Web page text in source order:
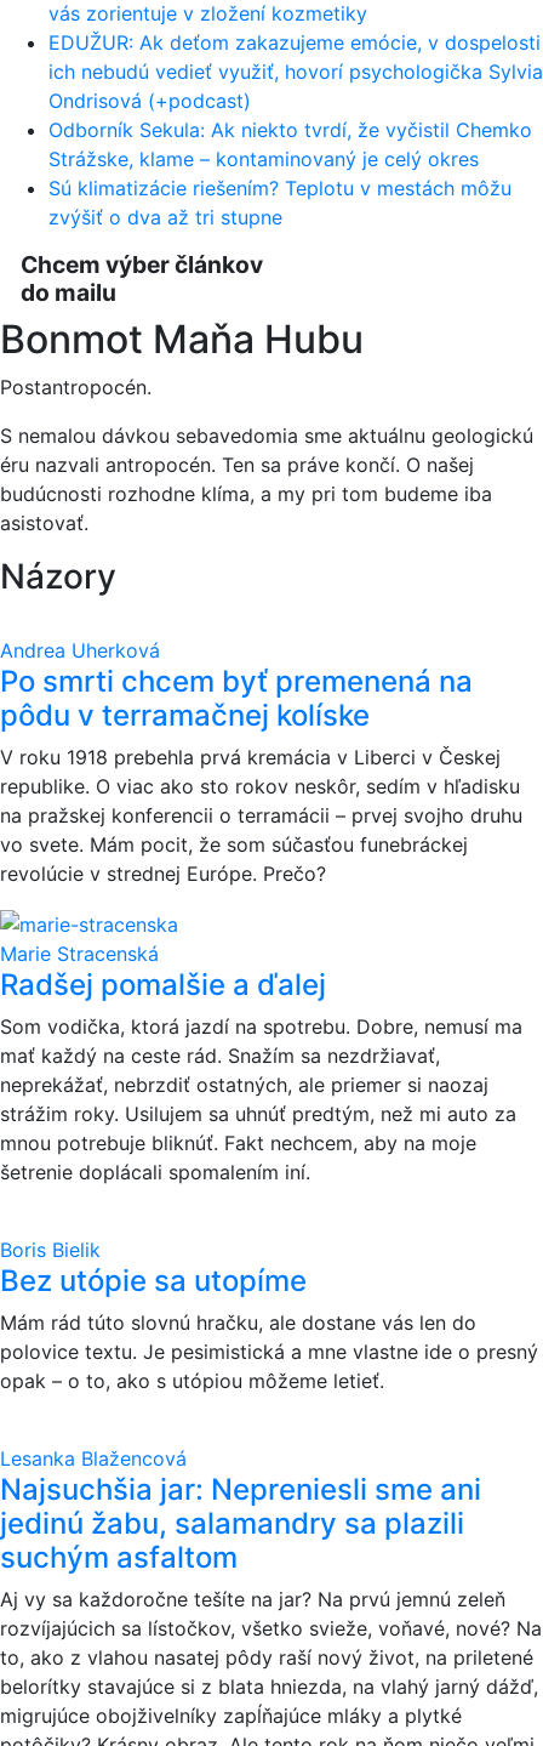
vás zorientuje v zložení kozmetiky
EDUŽUR: Ak deťom zakazujeme emócie, v dospelosti
ich nebudú vedieť využiť, hovorí psychologička Sylvia
Ondrisová (+podcast)
Odborník Sekula: Ak niekto tvrdí, že vyčistil Chemko
Strážske, klame – kontaminovaný je celý okres
Sú klimatizácie riešením? Teplotu v mestách môžu
zvýšiť o dva až tri stupne
Chcem výber článkov
do mailu
Bonmot Maňa Hubu
Postantropocén.
S nemalou dávkou sebavedomia sme aktuálnu geologickú
éru nazvali antropocén. Ten sa práve končí. O našej
budúcnosti rozhodne klíma, a my pri tom budeme iba
asistovať.
Názory
Andrea Uherková
Po smrti chcem byť premenená na
pôdu v terramačnej kolíske
V roku 1918 prebehla prvá kremácia v Liberci v Českej
republike. O viac ako sto rokov neskôr, sedím v hľadisku
na pražskej konferencii o terramácii – prvej svojho druhu
vo svete. Mám pocit, že som súčasťou funebráckej
revolúcie v strednej Európe. Prečo?
Marie Stracenská
Radšej pomalšie a ďalej
Som vodička, ktorá jazdí na spotrebu. Dobre, nemusí ma
mať každý na ceste rád. Snažím sa nezdržiavať,
neprekážať, nebrzdiť ostatných, ale priemer si naozaj
strážim roky. Usilujem sa uhnúť predtým, než mi auto za
mnou potrebuje bliknúť. Fakt nechcem, aby na moje
šetrenie doplácali spomalením iní.
Boris Bielik
Bez utópie sa utopíme
Mám rád túto slovnú hračku, ale dostane vás len do
polovice textu. Je pesimistická a mne vlastne ide o presný
opak – o to, ako s utópiou môžeme letieť.
Lesanka Blažencová
Najsuchšia jar: Nepreniesli sme ani
jedinú žabu, salamandry sa plazili
suchým asfaltom
Aj vy sa každoročne tešíte na jar? Na prvú jemnú zeleň
rozvíjajúcich sa lístočkov, všetko svieže, voňavé, nové? Na
to, ako z vlahou nasatej pôdy raší nový život, na priletené
belorítky stavajúce si z blata hniezda, na vlahý jarný dážď,
migrujúce obojživelníky zapĺňajúce mláky a plytké